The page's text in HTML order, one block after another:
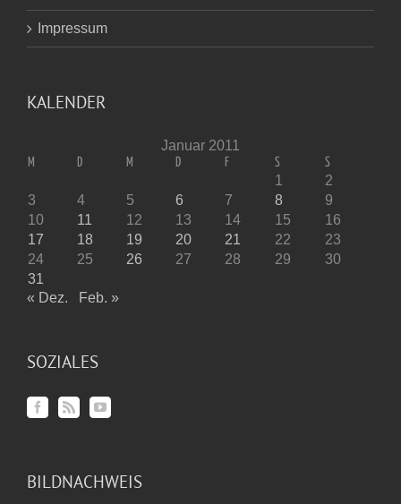
Impressum
KALENDER
Januar 2011
M D M D F S S
1
2
3
4 5 6 7 8
9
10
11 12 13 14 15
16
17
18 19 20 21 22
23
24
25 26 27 28 29
30
31
« Dez.
Feb. »
SOZIALES
BILDNACHWEIS